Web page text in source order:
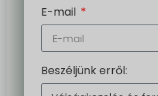
E-mail
Beszéljünk erről: